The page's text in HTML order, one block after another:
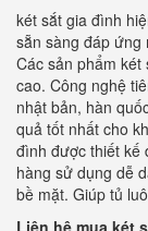
két sắt gia đình
sẵn sàng đáp ứng
Các sản phẩm
cao. Công nghệ
nhật bản, hàn
quả tốt nhất cho
đình được thiết kế
hàng sử dụng dễ
bề mặt. Giúp tủ
Liên hệ mua két